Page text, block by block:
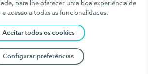
para lhe oferecer uma boa experiência de
e acesso a todas as funcionalidades.
Aceitar todos os cookies
Configurar preferências